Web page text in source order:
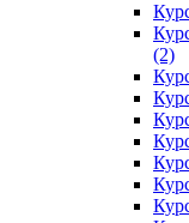
(2)